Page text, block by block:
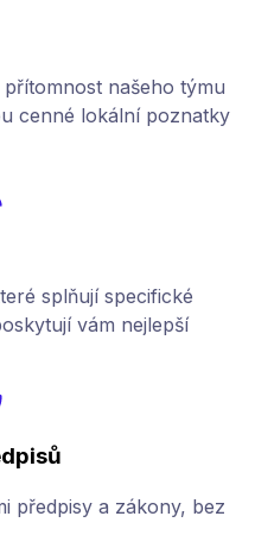
našeho týmu
cenné lokální poznatky
splňují specifické
vám nejlepší
předpisy a zákony, bez